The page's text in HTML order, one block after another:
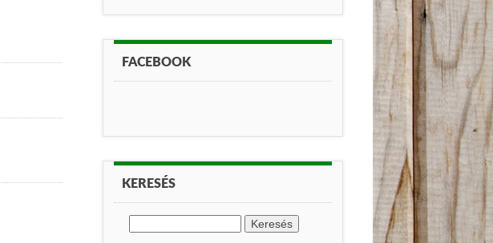
FACEBOOK
KERESÉS
Keresés: